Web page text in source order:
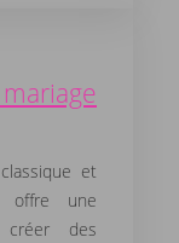
et
offre une
des